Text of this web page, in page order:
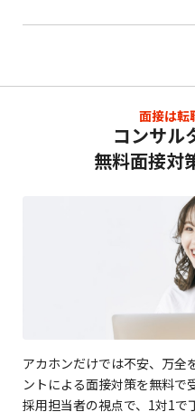
面接は転
コンサル
無料面接対
アカホンだけでは不安、万全
ントによる面接対策を無料で
採用担当者の視点で、1対1で